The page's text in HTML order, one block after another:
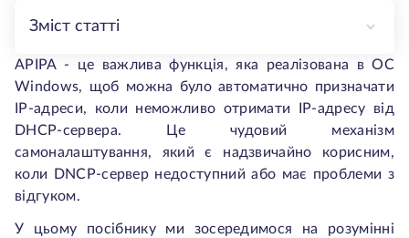
Зміст статті
APIPA - це важлива функція, яка реалізована в ОС
Windows, щоб можна було автоматично призначати
IP-адреси, коли неможливо отримати IP-адресу від
DHCP-сервера. Це чудовий механізм
самоналаштування, який є надзвичайно корисним,
коли DNCP-сервер недоступний або має проблеми з
відгуком.
У цьому посібнику ми зосередимося на розумінні